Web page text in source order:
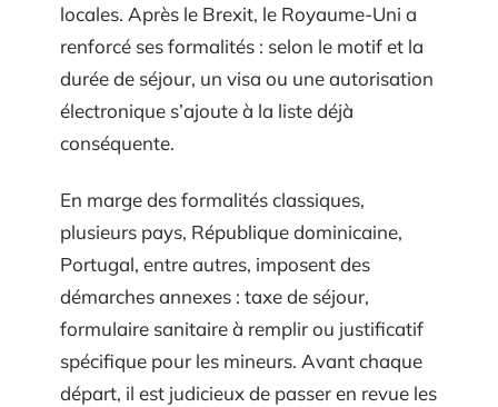
locales. Après le Brexit, le Royaume-Uni a
renforcé ses formalités : selon le motif et la
durée de séjour, un visa ou une autorisation
électronique s’ajoute à la liste déjà
conséquente.
En marge des formalités classiques,
plusieurs pays, République dominicaine,
Portugal, entre autres, imposent des
démarches annexes : taxe de séjour,
formulaire sanitaire à remplir ou justificatif
spécifique pour les mineurs. Avant chaque
départ, il est judicieux de passer en revue les